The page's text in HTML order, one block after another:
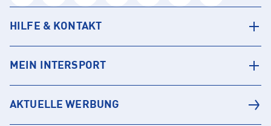
HILFE & KONTAKT
MEIN INTERSPORT
AKTUELLE WERBUNG